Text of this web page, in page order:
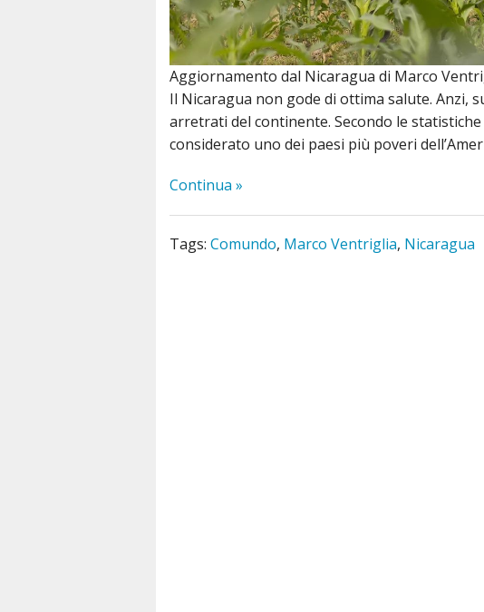
Aggiornamento dal Nicaragua di Marco
Il Nicaragua non gode di ottima salute. Anzi,
arretrati del continente. Secondo le
considerato uno dei paesi più poveri
Continua »
Tags: Comundo, Marco Ventriglia, Nicaragua